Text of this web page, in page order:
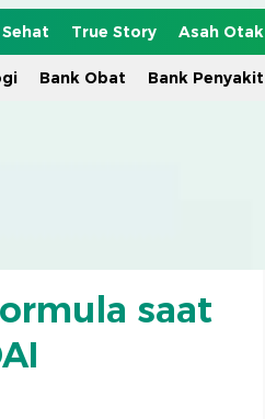
True Story Asah Otak
Bank Obat Bank Penyakit
saat